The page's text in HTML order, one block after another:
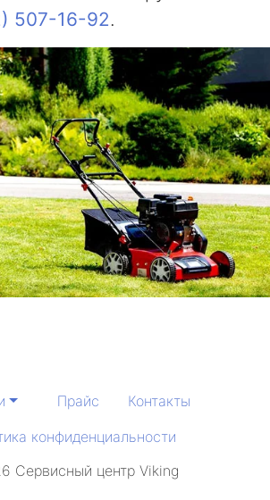
507-16-92.
Прайс
Контакты
конфиденциальности
Сервисный центр Viking